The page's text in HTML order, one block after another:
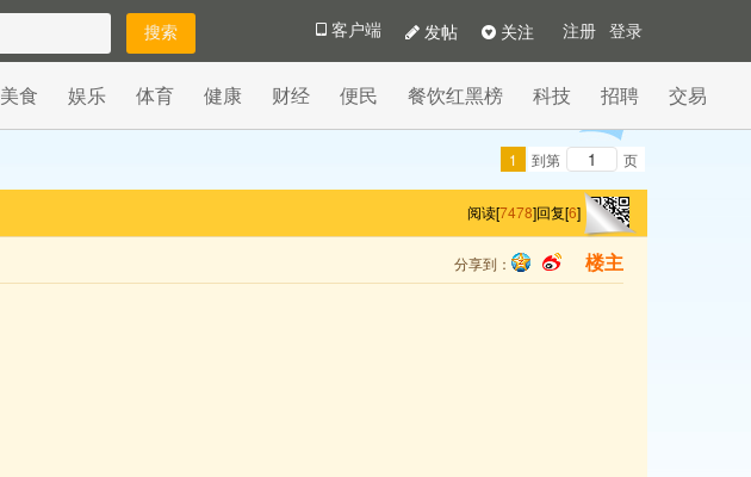
注册 登录
关注
发帖
客户端
美食 娱乐 体育 健康 财经 便民 餐饮红黑榜 科技 招聘 交易
1 到第 页
阅读[7478]回复[6]
楼主
分享到：
qq
sina